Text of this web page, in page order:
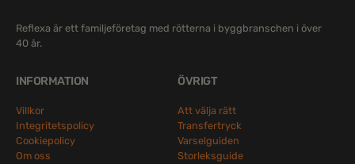
Reflexa är ett familjeföretag med rötterna i byggbranschen i över
40 år.
INFORMATION
Villkor
Integritetspolicy
Cookiepolicy
Om oss
ÖVRIGT
Att välja rätt
Transfertryck
Varselguiden
Storleksguide